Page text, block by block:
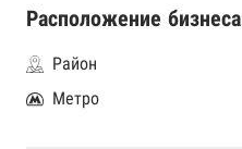
Расположение бизнеса
Район
Метро